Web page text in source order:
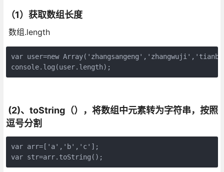
（1）获取数组长度
数组.length
var user=new
console.log(user.length);
(2)、toString（），将数组中元素转为字符串，按照
逗号分割
var arr=['a','b','c'];
var str=arr.toString();